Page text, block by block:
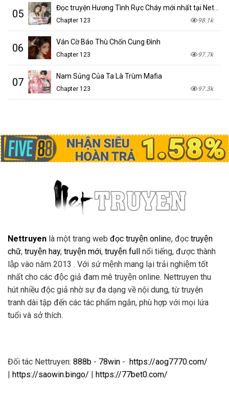
05
Chapter 123 98.1k
06 Ván Cờ Báo Thù Chốn Cung Đình
Chapter 123 97.7k
07 Nam Sủng Của Ta Là Trùm Mafia
Chapter 123 97.3k
Nettruyen là một trang web đọc truyện online, đọc truyện
chữ, truyện hay, truyện mới, truyện full nổi tiếng, được thành
lập vào năm 2013 . Với sứ mệnh mang lại trải nghiệm tốt
nhất cho các độc giả đam mê truyện online. Nettruyen thu
hút nhiều độc giả nhờ sự đa dạng về nội dung, từ truyện
tranh dài tập đến các tác phẩm ngắn, phù hợp với mọi lứa
tuổi và sở thích.
Đối tác Nettruyen: 888b - 78win - https://aog7770.com/
https://saowin.bingo/ https://77bet0.com/